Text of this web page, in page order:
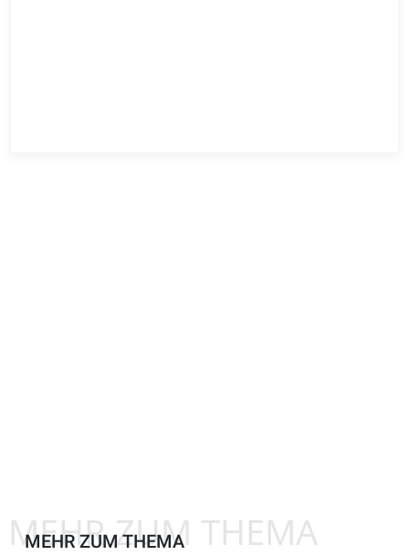
MEHR ZUM THEMA
MEHR ZUM THEMA